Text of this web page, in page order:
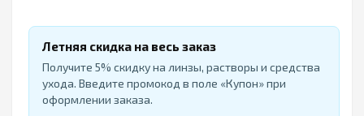
Летняя скидка на весь заказ
Получите 5% скидку на линзы, растворы и средства
ухода. Введите промокод в поле «Купон» при
оформлении заказа.